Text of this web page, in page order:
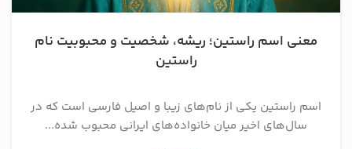
معنی اسم راستین؛ ریشه، شخصیت و محبوبیت نام
راستین
اسم راستین یکی از نام‌های زیبا و اصیل فارسی است که در
سال‌های اخیر میان خانواده‌های ایرانی محبوب شده...